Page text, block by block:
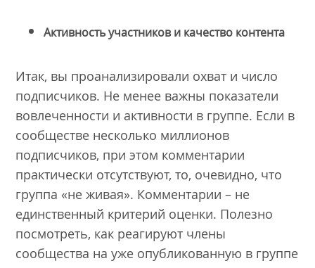
Активность участников и качество контента
Итак, вы проанализировали охват и число
подписчиков. Не менее важны показатели
вовлеченности и активности в группе. Если в
сообществе несколько миллионов
подписчиков, при этом комментарии
практически отсутствуют, то, очевидно, что
группа «не живая». Комментарии – не
единственный критерий оценки. Полезно
посмотреть, как реагируют члены
сообщества на уже опубликованную в группе